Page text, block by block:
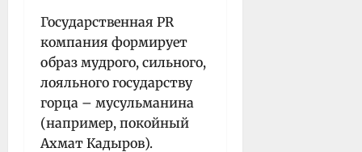
Государственная PR
компания формирует
образ мудрого, сильного,
лояльного государству
горца – мусульманина
(например, покойный
Ахмат Кадыров).